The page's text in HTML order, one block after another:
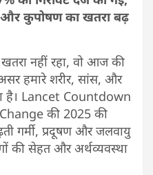
कुपोषण का खतरा बढ़
नहीं रहा, वो आज की
हमारे शरीर, सांस, और
है। Lancet Countdown
की 2025 की
गर्मी, प्रदूषण और जलवायु
की सेहत और अर्थव्यवस्था